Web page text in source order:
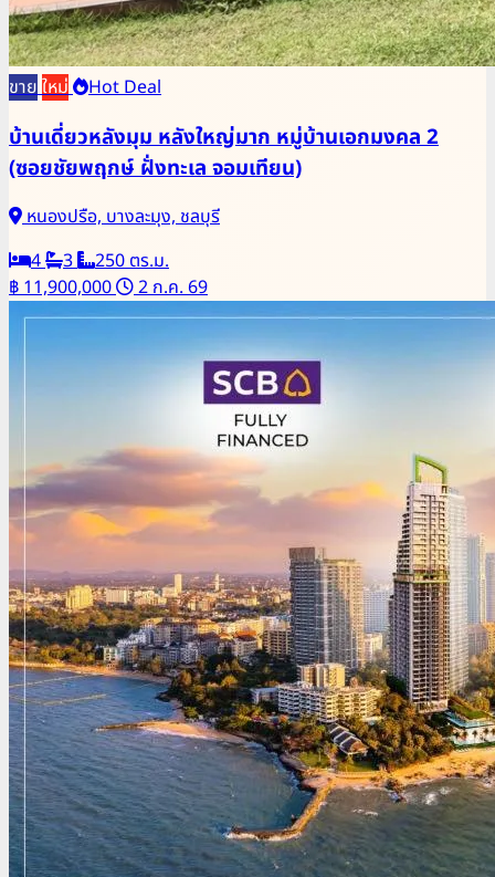
ขายใหม่ Hot Deal
บ้านเดี่ยวหลังมุม หลังใหญ่มาก หมู่บ้านเอกมงคล 2
(ซอยชัยพฤกษ์ ฝั่งทะเล จอมเทียน)
หนองปรือ, บางละมุง, ชลบุรี
4
3
250 ตร.ม.
฿ 11,900,000
2 ก.ค. 69